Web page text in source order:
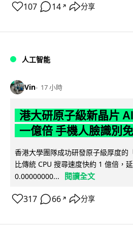
107 14 ↗ 分享
人工智能
Vin 17 小時
港大研原子級新晶片
一億倍 手機人臉識別
香港大學團隊成功研發原子級厚度的
比傳統 CPU 搜尋速度快約 1 億倍，
0.00000000...
閱讀全文
317 66 ↗ 分享